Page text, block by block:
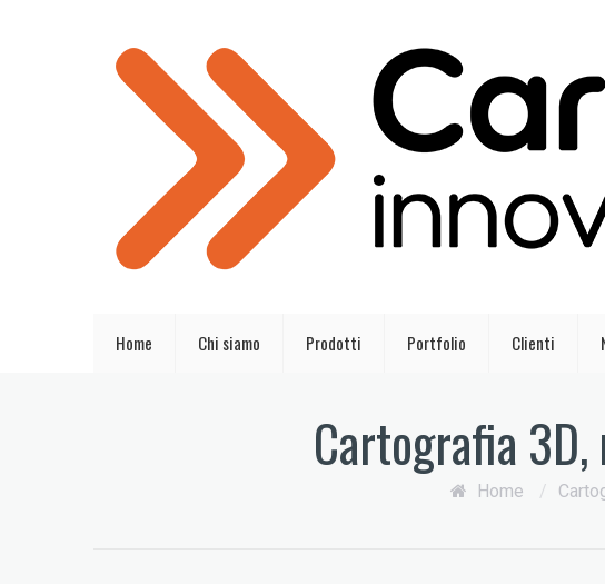
Home Chi siamo Prodotti Portfolio Clienti
Cartografia
Home /